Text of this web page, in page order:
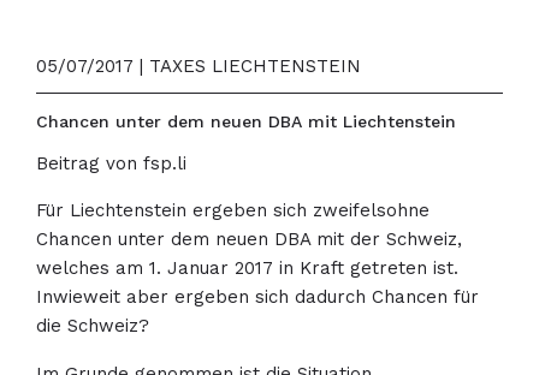
05/07/2017 | TAXES LIECHTENSTEIN
Chancen unter dem neuen DBA mit Liechtenstein
Beitrag von fsp.li
Für Liechtenstein ergeben sich zweifelsohne
Chancen unter dem neuen DBA mit der Schweiz,
welches am 1. Januar 2017 in Kraft getreten ist.
Inwieweit aber ergeben sich dadurch Chancen für
die Schweiz?